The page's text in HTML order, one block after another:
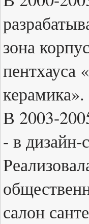
зона
пентхауса
керамика».
В 2003-
- в дизайн-
салон